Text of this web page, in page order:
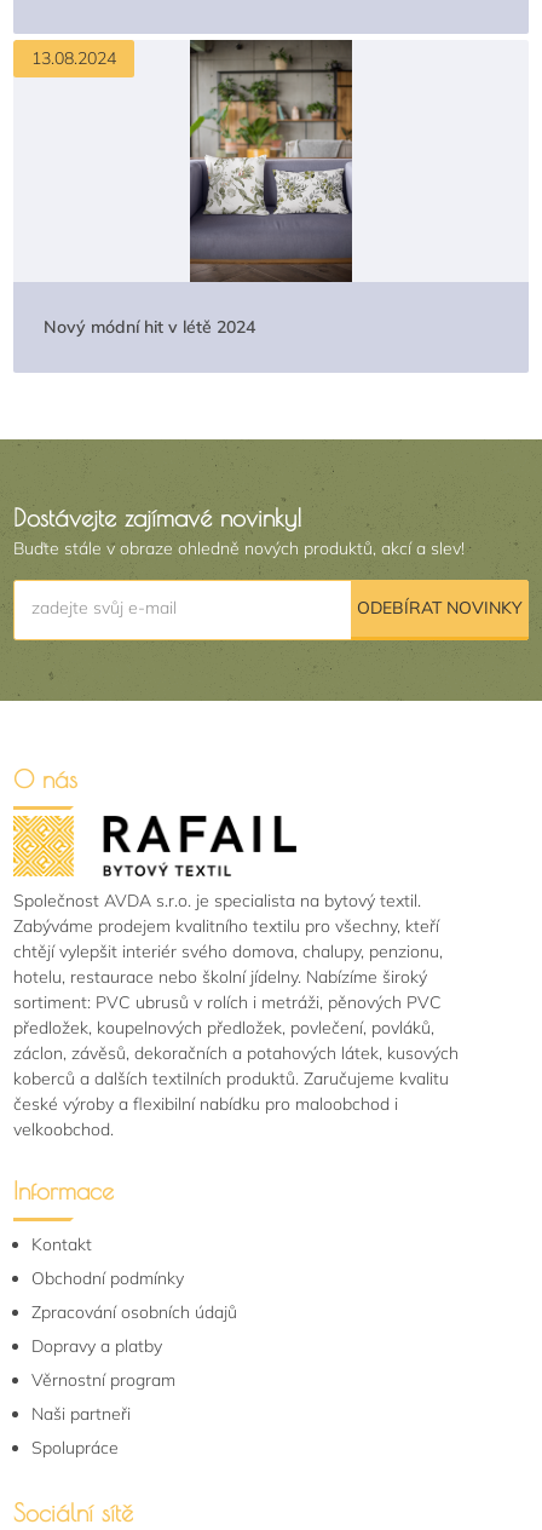
13.08.2024
Nový módní hit v létě 2024
Dostávejte zajímavé novinky!
Buďte stále v obraze ohledně nových produktů, akcí a slev!
zadejte svůj e-mail ODEBÍRAT NOVINKY
O nás
Společnost AVDA s.r.o. je specialista na bytový textil.
Zabýváme prodejem kvalitního textilu pro všechny, kteří
chtějí vylepšit interiér svého domova, chalupy, penzionu,
hotelu, restaurace nebo školní jídelny. Nabízíme široký
sortiment: PVC ubrusů v rolích i metráži, pěnových PVC
předložek, koupelnových předložek, povlečení, povláků,
záclon, závěsů, dekoračních a potahových látek, kusových
koberců a dalších textilních produktů. Zaručujeme kvalitu
české výroby a flexibilní nabídku pro maloobchod i
velkoobchod.
Informace
Kontakt
Obchodní podmínky
Zpracování osobních údajů
Dopravy a platby
Věrnostní program
Naši partneři
Spolupráce
Sociální sítě